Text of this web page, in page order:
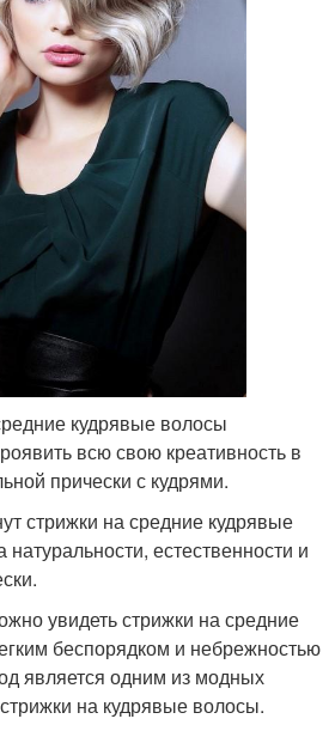
кудрявые волосы
всю свою креативность в
прически с кудрями.
стрижки на средние кудрявые
естественности и
увидеть стрижки на средние
беспорядком и небрежностью
является одним из модных
на кудрявые волосы.